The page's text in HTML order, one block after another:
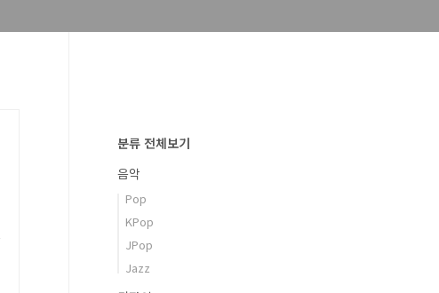
분류 전체보기
음악
Pop
KPop
JPop
Jazz